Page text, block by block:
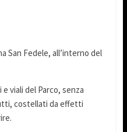
San Fedele, all’interno del
viali del Parco, senza
costellati da effetti